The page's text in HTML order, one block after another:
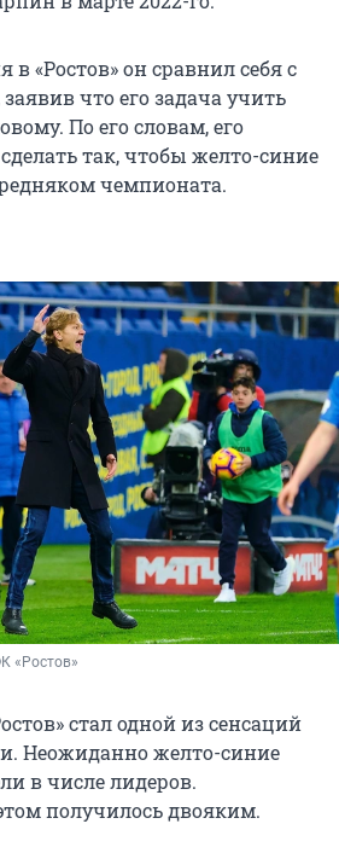
в «Ростов» он сравнил себя с
что его задача учить
По его словам, его
так, чтобы желто-синие
чемпионата.
«Ростов»
стал одной из сенсаций
Неожиданно желто-синие
в числе лидеров.
получилось двояким.